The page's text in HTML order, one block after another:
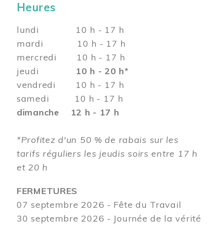
Heures
lundi 10 h - 17 h
mardi 10 h - 17 h
mercredi 10 h - 17 h
jeudi 10 h - 20 h*
vendredi 10 h - 17 h
samedi 10 h - 17 h
dimanche 12 h - 17 h
*Profitez d'un 50 % de rabais sur les
tarifs réguliers les jeudis soirs entre 17 h
et 20 h
FERMETURES
07 septembre 2026 - Fête du Travail
30 septembre 2026 - Journée de la vérité